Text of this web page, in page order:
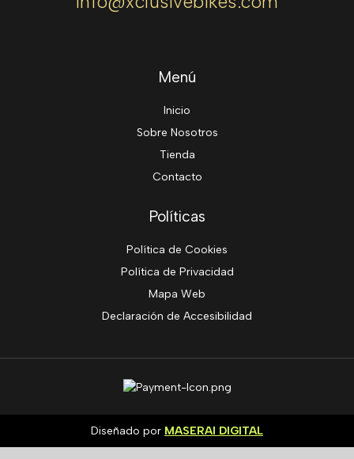
Menú
Inicio
Sobre Nosotros
Tienda
Contacto
Políticas
Política de Cookies
Política de Privacidad
Mapa Web
Declaración de Accesibilidad
Diseñado por MASERAI DIGITAL